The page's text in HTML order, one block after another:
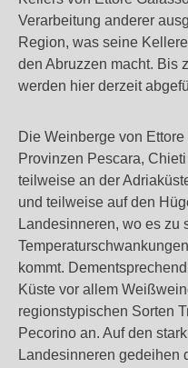
Verarbeitung anderer
Region, was seine
den Abruzzen macht. Bis
werden hier derzeit
Die Weinberge von
Provinzen Pescara,
teilweise an der
und teilweise auf den
Landesinneren, wo es zu
kommt.
Küste vor allem
regionstypischen Sorten
Pecorino an. Auf den
Landesinneren gedeihen